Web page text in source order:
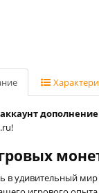
в удивительный